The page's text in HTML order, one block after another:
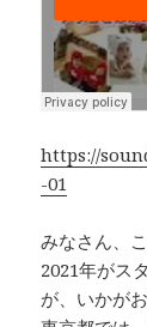
b
o
o
k
https://
-01
みなさん、
2021年がス
が、いかが